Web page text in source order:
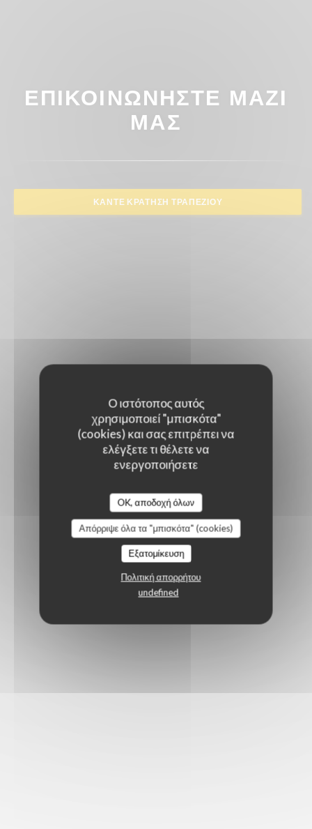
Ο ιστότοπος αυτός
χρησιμοποιεί "μπισκότα"
(cookies) και σας επιτρέπει να
ελέγξετε τι θέλετε να
ενεργοποιήσετε
OK, αποδοχή όλων
Απόρριψε όλα τα "μπισκότα" (cookies)
Εξατομίκευση
Πολιτική απορρήτου
undefined
ΕΠΙΚΟΙΝΩΝΉΣΤΕ ΜΑΖΊ
ΜΑΣ
ΚΆΝΤΕ ΚΡΆΤΗΣΗ ΤΡΑΠΕΖΙΟΎ